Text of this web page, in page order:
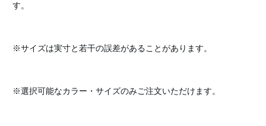
す。
※サイズは実寸と若干の誤差があることがあります。
※選択可能なカラー・サイズのみご注文いただけます。